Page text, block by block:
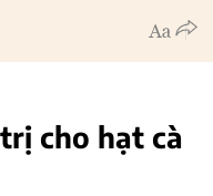
cho hạt cà